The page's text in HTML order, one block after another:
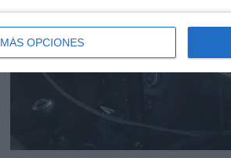
MÁS OPCIONES